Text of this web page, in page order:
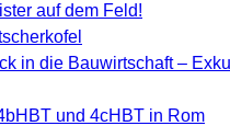
auf dem Feld!
in die Bauwirtschaft –
und 4cHBT in Rom